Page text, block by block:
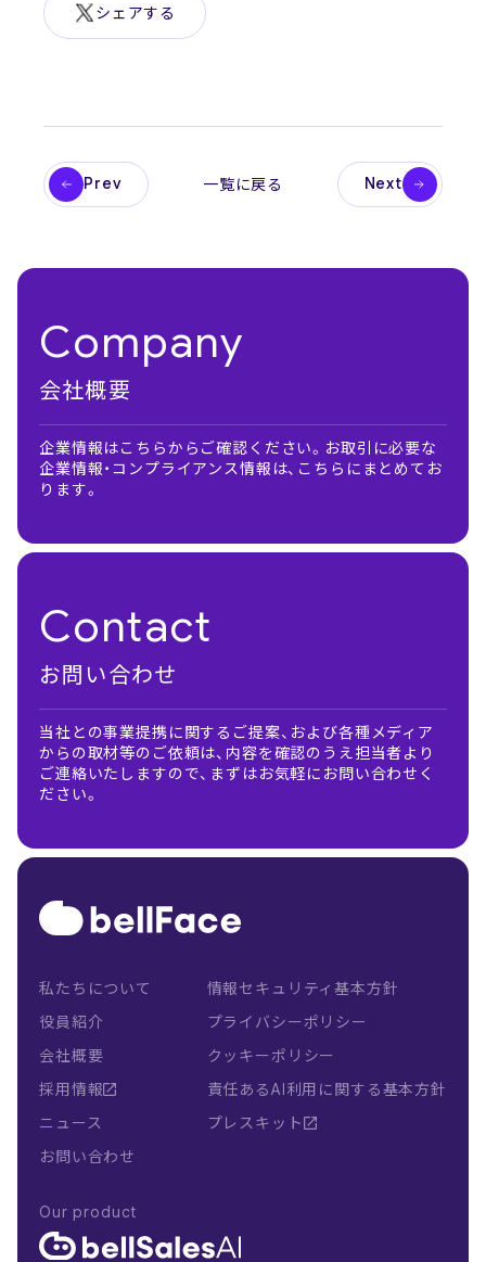
シェアする
Prev 一覧に戻る Next
Company
会社概要
企業情報はこちらからご確認ください。お取引に必要な
企業情報・コンプライアンス情報は、こちらにまとめてお
ります。
Contact
お問い合わせ
当社との事業提携に関するご提案、および各種メディア
からの取材等のご依頼は、内容を確認のうえ担当者より
ご連絡いたしますので、まずはお気軽にお問い合わせく
ださい。
私たちについて
役員紹介
会社概要
採用情報
ニュース
お問い合わせ
情報セキュリティ基本方針
プライバシーポリシー
クッキーポリシー
責任あるAI利用に関する基本方針
プレスキット
Our product